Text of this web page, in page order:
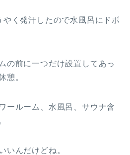
く発汗したので水風呂にドボ
の前に一つだけ設置してあっ
憩。
ールーム、水風呂、サウナ含
いんだけどね。